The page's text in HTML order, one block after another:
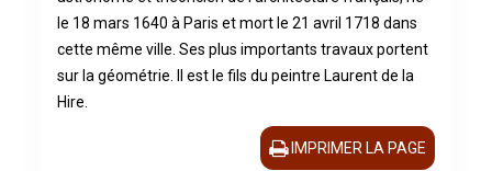
le 18 mars 1640 à Paris et mort le 21 avril 1718 dans
cette même ville. Ses plus importants travaux portent
sur la géométrie. Il est le fils du peintre Laurent de la
Hire.
IMPRIMER LA PAGE